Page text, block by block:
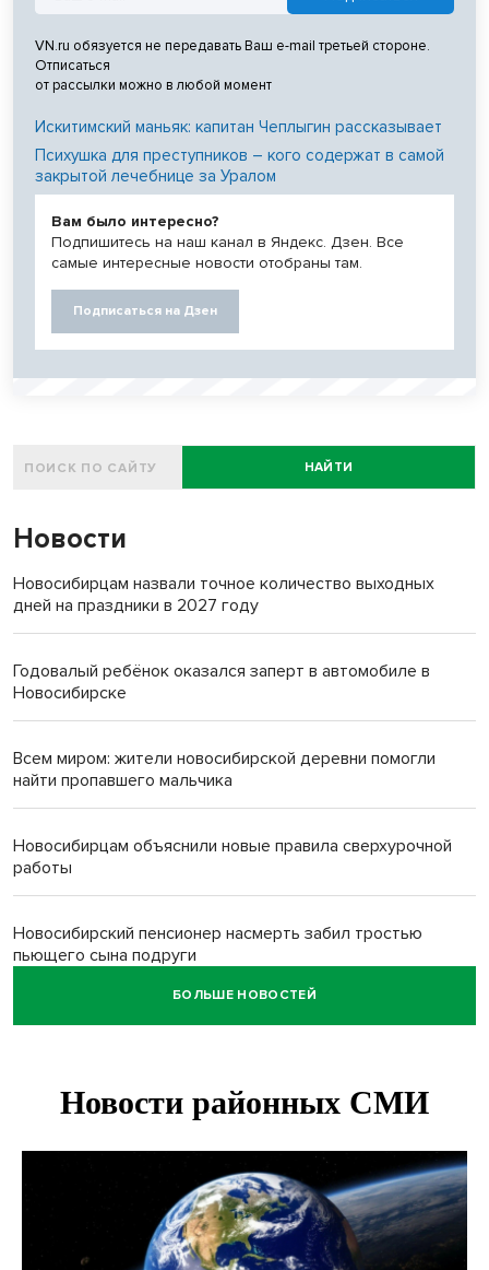
VN.ru обязуется не передавать Ваш e-mail третьей стороне.
Отписаться
от рассылки можно в любой момент
Искитимский маньяк: капитан Чеплыгин рассказывает
Психушка для преступников – кого содержат в самой
закрытой лечебнице за Уралом
Вам было интересно?
Подпишитесь на наш канал в Яндекс. Дзен. Все
самые интересные новости отобраны там.
Подписаться на Дзен
НАЙТИ
Новости
Новосибирцам назвали точное количество выходных
дней на праздники в 2027 году
Годовалый ребёнок оказался заперт в автомобиле в
Новосибирске
Всем миром: жители новосибирской деревни помогли
найти пропавшего мальчика
Новосибирцам объяснили новые правила сверхурочной
работы
Новосибирский пенсионер насмерть забил тростью
пьющего сына подруги
БОЛЬШЕ НОВОСТЕЙ